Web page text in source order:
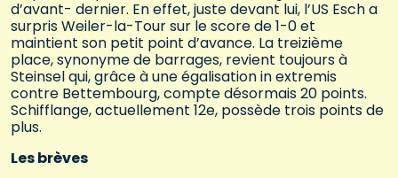
d’avant- dernier. En effet, juste devant lui, l’US Esch a
surpris Weiler-la-Tour sur le score de 1-0 et
maintient son petit point d’avance. La treizième
place, synonyme de barrages, revient toujours à
Steinsel qui, grâce à une égalisation in extremis
contre Bettembourg, compte désormais 20 points.
Schifflange, actuellement 12e, possède trois points de
plus.
Les brèves